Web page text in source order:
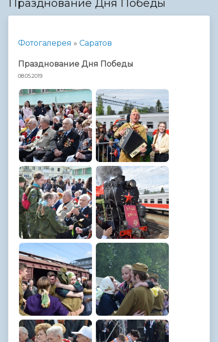
Празднование Дня Победы
Фотогалерея » Саратов
Празднование Дня Победы
08.05.2019